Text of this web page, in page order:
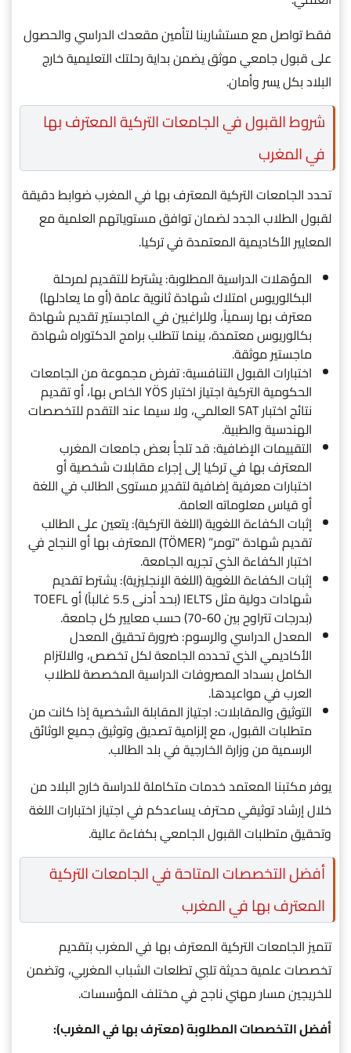
فقط تواصل مع مستشارينا لتأمين مقعدك الدراسي والحصول
على قبول جامعي موثق يضمن بداية رحلتك التعليمية خارج
البلاد بكل يسر وأمان.
شروط القبول في الجامعات التركية المعترف بها
في المغرب
تحدد الجامعات التركية المعترف بها في المغرب ضوابط دقيقة
لقبول الطلاب الجدد لضمان توافق مستوياتهم العلمية مع
المعايير الأكاديمية المعتمدة في تركيا.
المؤهلات الدراسية المطلوبة: يشترط للتقديم لمرحلة
البكالوريوس امتلاك شهادة ثانوية عامة (أو ما يعادلها)
معترف بها رسمياً، وللراغبين في الماجستير تقديم شهادة
بكالوريوس معتمدة، بينما تتطلب برامج الدكتوراه شهادة
ماجستير موثقة.
اختبارات القبول التنافسية: تفرض مجموعة من الجامعات
الحكومية التركية اجتياز اختبار YÖS الخاص بها، أو تقديم
نتائج اختبار SAT العالمي، ولا سيما عند التقدم للتخصصات
الهندسية والطبية.
التقييمات الإضافية: قد تلجأ بعض جامعات المغرب
المعترف بها في تركيا إلى إجراء مقابلات شخصية أو
اختبارات معرفية إضافية لتقدير مستوى الطالب في اللغة
أو قياس معلوماته العامة.
إثبات الكفاءة اللغوية (اللغة التركية): يتعين على الطالب
تقديم شهادة “تومر” (TÖMER) المعترف بها أو النجاح في
اختبار الكفاءة الذي تجريه الجامعة.
إثبات الكفاءة اللغوية (اللغة الإنجليزية): يشترط تقديم
شهادات دولية مثل IELTS (بحد أدنى 5.5 غالباً) أو TOEFL
(بدرجات تتراوح بين 60-70) حسب معايير كل جامعة.
المعدل الدراسي والرسوم: ضرورة تحقيق المعدل
الأكاديمي الذي تحدده الجامعة لكل تخصص، والالتزام
الكامل بسداد المصروفات الدراسية المخصصة للطلاب
العرب في مواعيدها.
التوثيق والمقابلات: اجتياز المقابلة الشخصية إذا كانت من
متطلبات القبول، مع إلزامية تصديق وتوثيق جميع الوثائق
الرسمية من وزارة الخارجية في بلد الطالب.
يوفر مكتبنا المعتمد خدمات متكاملة للدراسة خارج البلاد من
خلال إرشاد توثيقي محترف يساعدكم في اجتياز اختبارات اللغة
وتحقيق متطلبات القبول الجامعي بكفاءة عالية.
أفضل التخصصات المتاحة في الجامعات التركية
المعترف بها في المغرب
تتميز الجامعات التركية المعترف بها في المغرب بتقديم
تخصصات علمية حديثة تلبي تطلعات الشباب المغربي، وتضمن
للخريجين مسار مهني ناجح في مختلف المؤسسات.
أفضل التخصصات المطلوبة (معترف بها في المغرب):